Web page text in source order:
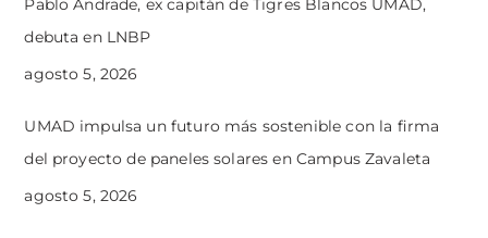
Pablo Andrade, ex capitán de Tigres Blancos UMAD,
debuta en LNBP
agosto 5, 2026
UMAD impulsa un futuro más sostenible con la firma
del proyecto de paneles solares en Campus Zavaleta
agosto 5, 2026